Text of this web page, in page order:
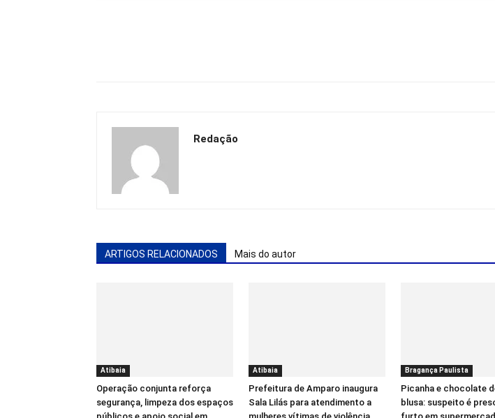
Redação
ARTIGOS RELACIONADOS Mais do autor
Atibaia
Operação conjunta reforça
segurança, limpeza dos espaços
Atibaia
Prefeitura de Amparo inaugura
Sala Lilás para atendimento a
Bragança Paulista
Picanha e chocolate
blusa: suspeito é